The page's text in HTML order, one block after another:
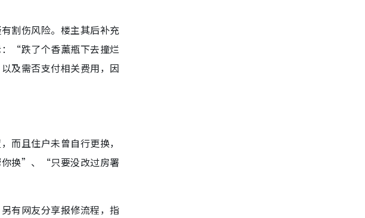
割伤风险。楼主其后补充
“跌了个香薰瓶下去撞烂
及需否支付相关费用，因
而且住户未曾自行更换，
你换”、“只要没改过房署
有网友分享报修流程，指